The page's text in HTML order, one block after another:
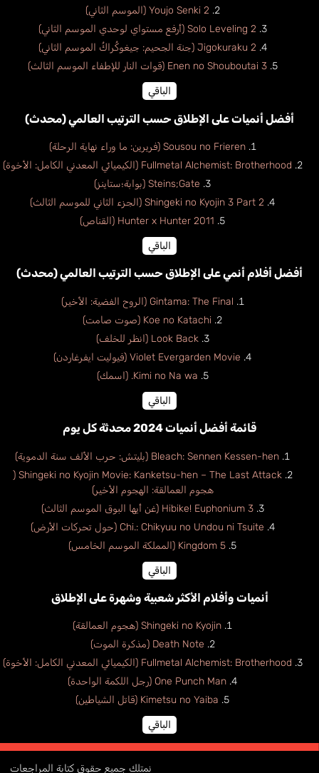
Youjo Senki 2 (الموسم الثاني)
Solo Leveling 2 (أرفع مستواي لوحدي الموسم الثاني)
Jigokuraku 2 (جنة الجحيم: جيغوكُراكُ الموسم الثاني)
Enen no Shouboutai 3 (قوات النار للإطفاء الموسم الثالث)
الباقي
أفضل أنميات على الإطلاق حسب الترتيب العالمي (محدث)
Sousou no Frieren (فريرين: ما وراء نهاية الرحلة)
Fullmetal Alchemist: Brotherhood (الكيميائي المعدني الكامل: الأخوة)
Steins;Gate (بوابة؛ستاينز)
Shingeki no Kyojin 3 Part 2 (الجزء الثاني للموسم الثالث)
Hunter x Hunter 2011 (القناص)
الباقي
أفضل أفلام أنمي على الإطلاق حسب الترتيب العالمي (محدث)
Gintama: The Final (الروح الفضية: الأخير)
Koe no Katachi (صوت صامت)
Look Back (انظر للخلف)
Violet Evergarden Movie (فيوليت ايفرغاردن)
Kimi no Na wa. (اسمك)
الباقي
قائمة أفضل أنميات 2024 محدثة كل يوم
Bleach: Sennen Kessen-hen (بليتش: حرب الألف سنة الدموية)
Shingeki no Kyojin Movie: Kanketsu-hen – The Last Attack (
هجوم العمالقة: الهجوم الأخير)
Hibike! Euphonium 3 (غن أيها البوق الموسم الثالث)
Chi.: Chikyuu no Undou ni Tsuite (حول تحركات الأرض)
Kingdom 5 (المملكة الموسم الخامس)
الباقي
أنميات وأفلام الأكثر شعبية وشهرة على الإطلاق
Shingeki no Kyojin (هجوم العمالقة)
Death Note (مذكرة الموت)
Fullmetal Alchemist: Brotherhood (الكيميائي المعدني الكامل: الأخوة)
One Punch Man (رجل اللكمة الواحدة)
Kimetsu no Yaiba (قاتل الشياطين)
الباقي
نمتلك جميع حقوق كتابة المراجعات